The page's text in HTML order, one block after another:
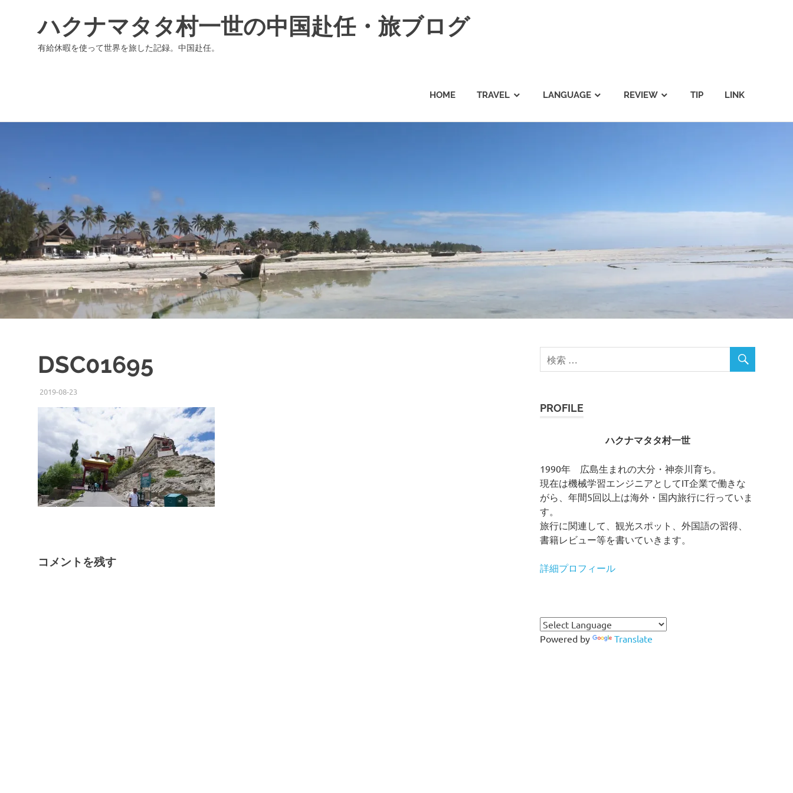
ツ
へ
キ
ッ
プ
ハクナマタタ村一世の中国赴任・旅ブログ
有給休暇を使って世界を旅した記録。中国赴任。
HOME TRAVEL LANGUAGE REVIEW TIP LINK
DSC01695
2019-08-23ISSEI
コメントを残す
PROFILE
ハクナマタタ村一世
1990年 広島生まれの大分・神奈川育ち。
現在は機械学習エンジニアとしてIT企業で働きな
がら、年間5回以上は海外・国内旅行に行っていま
す。
旅行に関連して、観光スポット、外国語の習得、
書籍レビュー等を書いていきます。
詳細プロフィール
Powered by Translate